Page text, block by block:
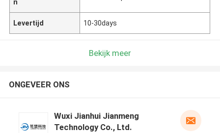
n
Levertijd 10-30days
Bekijk meer
ONGEVEER ONS
Wuxi Jianhui Jianmeng
Technology Co., Ltd.